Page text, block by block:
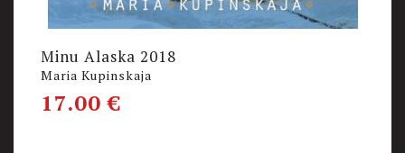
Minu Alaska 2018
Maria Kupinskaja
17.00€